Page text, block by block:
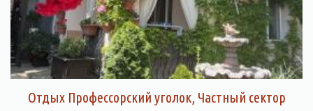
Отдых Профессорский уголок, Частный сектор